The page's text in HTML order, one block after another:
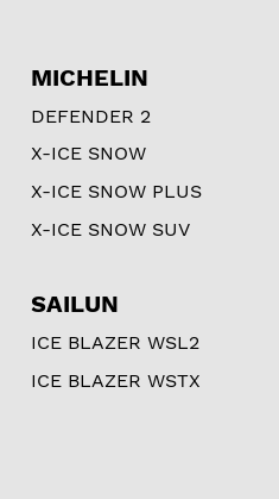
MICHELIN
DEFENDER 2
X-ICE SNOW
X-ICE SNOW PLUS
X-ICE SNOW SUV
SAILUN
ICE BLAZER WSL2
ICE BLAZER WSTX